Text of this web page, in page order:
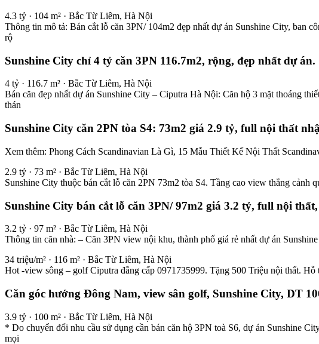
4.3 tỷ · 104 m² · Bắc Từ Liêm, Hà Nội
Thông tin mô tả: Bán cắt lỗ căn 3PN/ 104m2 đẹp nhất dự án Sunshine City, ban
rộ
Sunshine City chỉ 4 tỷ căn 3PN 116.7m2, rộng, đẹp nhất dự
4 tỷ · 116.7 m² · Bắc Từ Liêm, Hà Nội
Bán căn đẹp nhất dự án Sunshine City – Ciputra Hà Nội: Căn hộ 3 mặt thoáng
thán
Sunshine City căn 2PN tòa S4: 73m2 giá 2.9 tỷ, full nội thất
Xem thêm: Phong Cách Scandinavian Là Gì, 15 Mẫu Thiết Kế Nội Thất
2.9 tỷ · 73 m² · Bắc Từ Liêm, Hà Nội
Sunshine City thuộc bán cắt lỗ căn 2PN 73m2 tòa S4. Tầng cao view thẳng
Sunshine City bán cắt lỗ căn 3PN/ 97m2 giá 3.2 tỷ, full nội
3.2 tỷ · 97 m² · Bắc Từ Liêm, Hà Nội
Thông tin căn nhà: – Căn 3PN view nội khu, thành phố giá rẻ nhất dự án
34 triệu/m² · 116 m² · Bắc Từ Liêm, Hà Nội
Hot -view sông – golf Ciputra đẳng cấp 0971735999. Tặng 500 Triệu nội thất.
Căn góc hướng Đông Nam, view sân golf, Sunshine City, DT
3.9 tỷ · 100 m² · Bắc Từ Liêm, Hà Nội
* Do chuyển đổi nhu cầu sử dụng cần bán căn hộ 3PN toà S6, dự án Sunshine
mọi